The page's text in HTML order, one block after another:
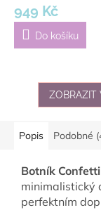
949 Kč
Do košíku
ZOBRAZIT
Popis Podobné
Botník Confetti
minimalistický
perfektním